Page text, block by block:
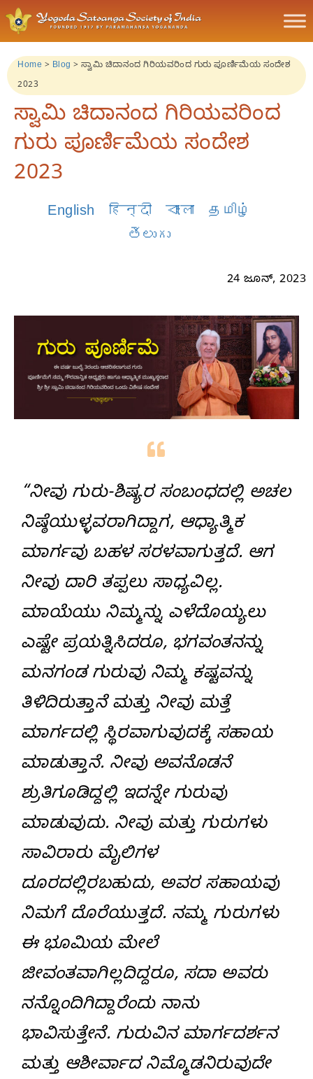
Home > Blog > ಸ್ವಾಮಿ ಚಿದಾನಂದ ಗಿರಿಯವರಿಂದ ಗುರು ಪೂರ್ಣಿಮೆಯ ಸಂದೇಶ
2023
ಸ್ವಾಮಿ ಚಿದಾನಂದ ಗಿರಿಯವರಿಂದ
ಗುರು ಪೂರ್ಣಿಮೆಯ ಸಂದೇಶ
2023
English हिन्दी বাংলা
தமிழ்
తెలుగు
24 ಜೂನ್‌, 2023
“ನೀವು ಗುರು-ಶಿಷ್ಯರ ಸಂಬಂಧದಲ್ಲಿ ಅಚಲ
ನಿಷ್ಠೆಯುಳ್ಳವರಾಗಿದ್ದಾಗ, ಆಧ್ಯಾತ್ಮಿಕ
ಮಾರ್ಗವು ಬಹಳ ಸರಳವಾಗುತ್ತದೆ. ಆಗ
ನೀವು ದಾರಿ ತಪ್ಪಲು ಸಾಧ್ಯವಿಲ್ಲ.
ಮಾಯೆಯು ನಿಮ್ಮನ್ನು ಎಳೆದೊಯ್ಯಲು
ಎಷ್ಟೇ ಪ್ರಯತ್ನಿಸಿದರೂ, ಭಗವಂತನನ್ನು
ಮನಗಂಡ ಗುರುವು ನಿಮ್ಮ ಕಷ್ಟವನ್ನು
ತಿಳಿದಿರುತ್ತಾನೆ ಮತ್ತು ನೀವು ಮತ್ತೆ
ಮಾರ್ಗದಲ್ಲಿ ಸ್ಥಿರವಾಗುವುದಕ್ಕೆ ಸಹಾಯ
ಮಾಡುತ್ತಾನೆ. ನೀವು ಅವನೊಡನೆ
ಶ್ರುತಿಗೂಡಿದ್ದಲ್ಲಿ ಇದನ್ನೇ ಗುರುವು
ಮಾಡುವುದು. ನೀವು ಮತ್ತು ಗುರುಗಳು
ಸಾವಿರಾರು ಮೈಲಿಗಳ
ದೂರದಲ್ಲಿರಬಹುದು, ಅವರ ಸಹಾಯವು
ನಿಮಗೆ ದೊರೆಯುತ್ತದೆ. ನಮ್ಮ ಗುರುಗಳು
ಈ ಭೂಮಿಯ ಮೇಲೆ
ಜೀವಂತವಾಗಿಲ್ಲದಿದ್ದರೂ, ಸದಾ ಅವರು
ನನ್ನೊಂದಿಗಿದ್ದಾರೆಂದು ನಾನು
ಭಾವಿಸುತ್ತೇನೆ. ಗುರುವಿನ ಮಾರ್ಗದರ್ಶನ
ಮತ್ತು ಆಶೀರ್ವಾದ ನಿಮ್ಮೊಡನಿರುವುದೇ